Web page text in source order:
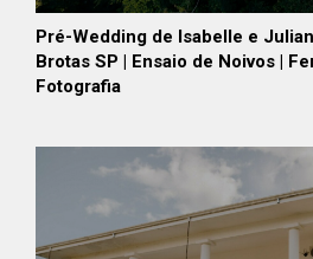
Pré-Wedding de Isabelle e
Brotas SP | Ensaio de Noivos |
Fotografia